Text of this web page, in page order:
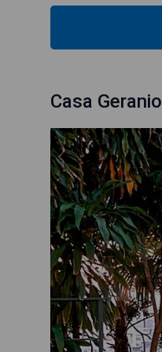
Casa Geranio